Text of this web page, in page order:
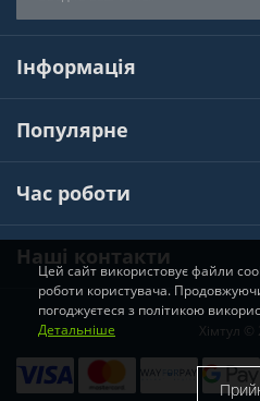
Інформація
Популярне
Час роботи
Наші контакти
Хімтул ©
Цей сайт використовує файли
роботи користувача.
погоджуєтеся з політикою
Детальніше